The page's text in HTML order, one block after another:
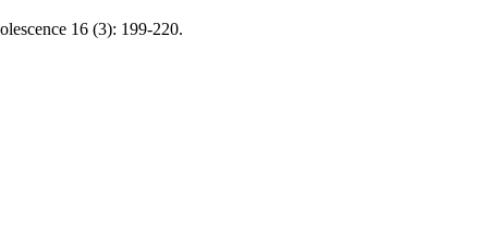
16 (3): 199-220.